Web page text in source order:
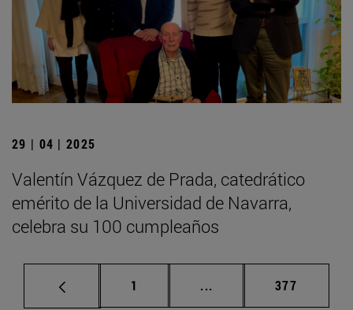
29 | 04 | 2025
Valentín Vázquez de Prada, catedrático
emérito de la Universidad de Navarra,
celebra su 100 cumpleaños
Página
1 ... Páginas intermedias
Página
377